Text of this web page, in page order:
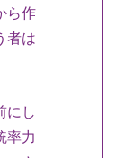
ら作
者は
にし
率力